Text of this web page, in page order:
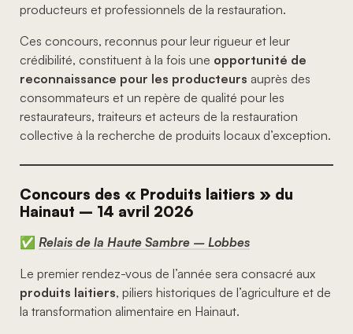
producteurs et professionnels de la restauration.
Ces concours, reconnus pour leur rigueur et leur
crédibilité, constituent à la fois une opportunité de
reconnaissance pour les producteurs auprès des
consommateurs et un repère de qualité pour les
restaurateurs, traiteurs et acteurs de la restauration
collective à la recherche de produits locaux d’exception.
Concours des « Produits laitiers » du
Hainaut – 14 avril 2026
✅ Relais de la Haute Sambre – Lobbes
Le premier rendez-vous de l’année sera consacré aux
produits laitiers, piliers historiques de l’agriculture et de
la transformation alimentaire en Hainaut.